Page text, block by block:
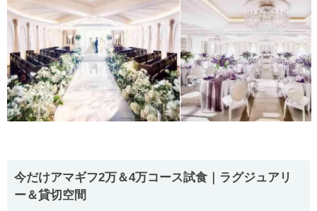
今だけアマギフ2万＆4万コース試食｜ラグジュアリ
ー＆貸切空間